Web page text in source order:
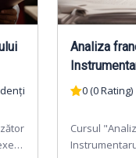
Analiza
precaut
0 (0 Rating)
Cursul